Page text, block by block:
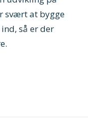
svært at bygge
så er der